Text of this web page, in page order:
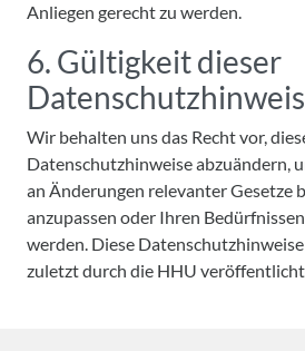
Anliegen gerecht zu werden.
6. Gültigkeit dieser
Wir behalten uns das Recht vor,
Datenschutzhinweise abzuändern,
an Änderungen relevanter Gesetze
anzupassen oder Ihren
werden. Diese
zuletzt durch die HHU